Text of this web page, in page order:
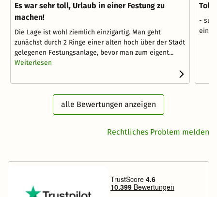
Es war sehr toll, Urlaub in einer Festung zu
machen!
Die Lage ist wohl ziemlich einzigartig. Man geht
zunächst durch 2 Ringe einer alten hoch über der Stadt
gelegenen Festungsanlage, bevor man zum eigent...
Weiterlesen
-
einer
alle Bewertungen anzeigen
Rechtliches Problem melden